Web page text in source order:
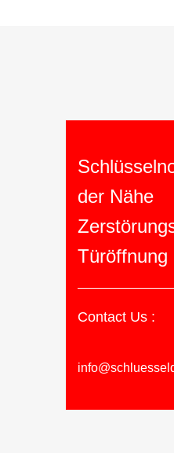
der Nähe
Türöffnung
Contact Us :